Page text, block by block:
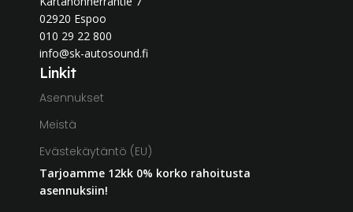
02920 Espoo
010 29 22 800
info@sk-autosound.fi
Linkit
Asennukset
Meistä
Evästekäytäntö (EU)
Tarjoamme 12kk 0% korko rahoitusta
asennuksiin!